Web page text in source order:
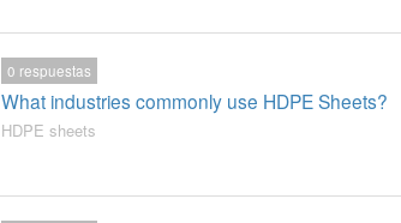
What industries commonly use HDPE Sheets?
0 respuestas
HDPE sheets